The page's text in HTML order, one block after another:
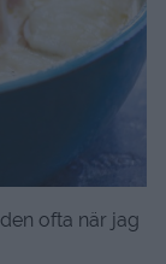
ofta när jag